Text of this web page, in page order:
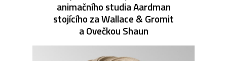
animačního studia Aardman
stojícího za Wallace & Gromit
a Ovečkou Shaun